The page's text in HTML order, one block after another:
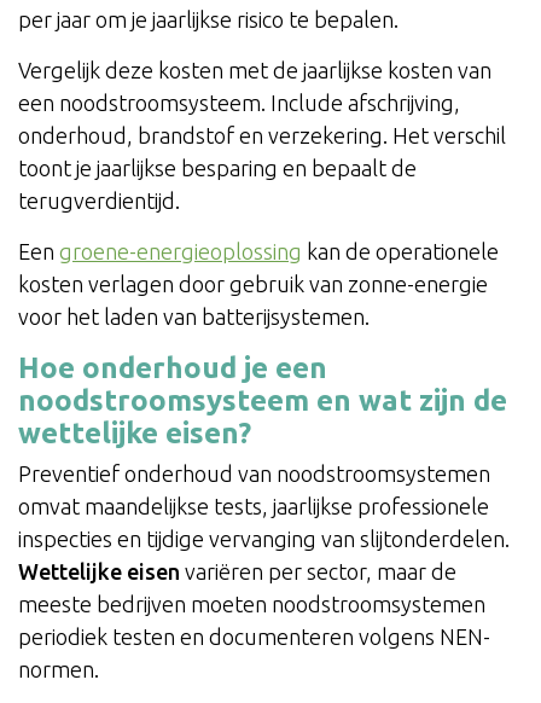
per jaar om je jaarlijkse risico te bepalen.
Vergelijk deze kosten met de jaarlijkse kosten van
een noodstroomsysteem. Include afschrijving,
onderhoud, brandstof en verzekering. Het verschil
toont je jaarlijkse besparing en bepaalt de
terugverdientijd.
Een groene-energieoplossing kan de operationele
kosten verlagen door gebruik van zonne-energie
voor het laden van batterijsystemen.
Hoe onderhoud je een
noodstroomsysteem en wat zijn de
wettelijke eisen?
Preventief onderhoud van noodstroomsystemen
omvat maandelijkse tests, jaarlijkse professionele
inspecties en tijdige vervanging van slijtonderdelen.
Wettelijke eisen variëren per sector, maar de
meeste bedrijven moeten noodstroomsystemen
periodiek testen en documenteren volgens NEN-
normen.